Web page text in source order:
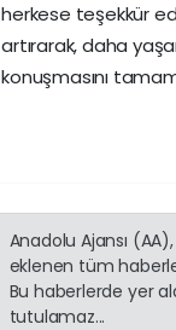
herkese teşekkür
artırarak, daha
konuşmasını
Anadolu Ajansı
eklenen tüm
Bu haberlerde yer
tutulamaz...